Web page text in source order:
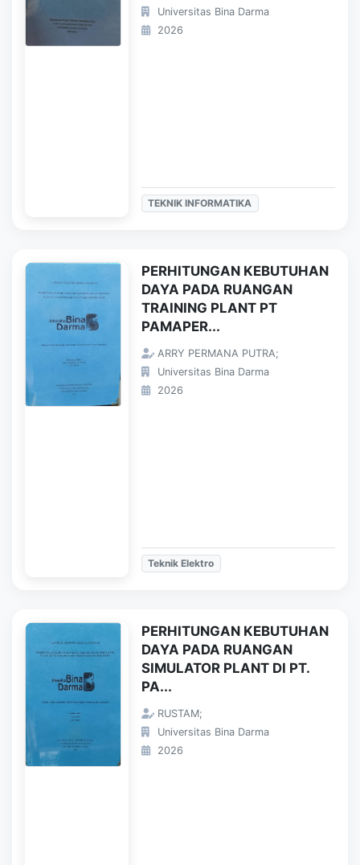
Universitas Bina Darma
2026
TEKNIK INFORMATIKA
PERHITUNGAN KEBUTUHAN
DAYA PADA RUANGAN
TRAINING PLANT PT
PAMAPER...
ARRY PERMANA PUTRA;
Universitas Bina Darma
2026
Teknik Elektro
PERHITUNGAN KEBUTUHAN
DAYA PADA RUANGAN
SIMULATOR PLANT DI PT.
PA...
RUSTAM;
Universitas Bina Darma
2026